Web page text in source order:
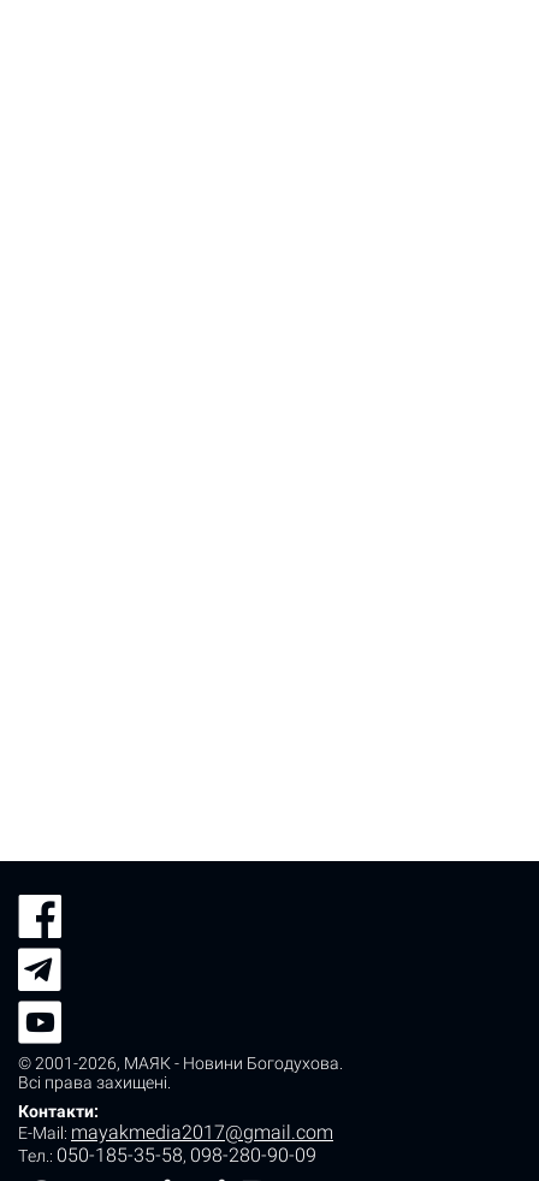
© 2001-2026, МАЯК - Новини Богодухова.
Всі права захищені.
Контакти:
E-Mail: mayakmedia2017@gmail.com
Tел.: 050-185-35-58, 098-280-90-09